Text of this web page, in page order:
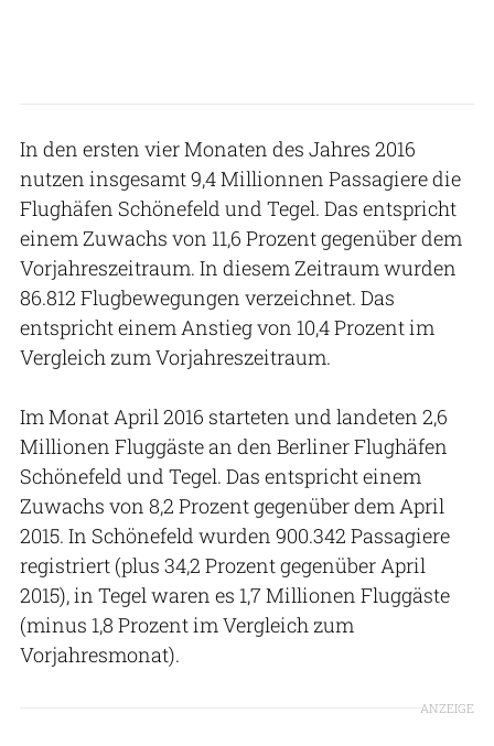
In den ersten vier Monaten des Jahres 2016
nutzen insgesamt 9,4 Millionnen Passagiere die
Flughäfen Schönefeld und Tegel. Das entspricht
einem Zuwachs von 11,6 Prozent gegenüber dem
Vorjahreszeitraum. In diesem Zeitraum wurden
86.812 Flugbewegungen verzeichnet. Das
entspricht einem Anstieg von 10,4 Prozent im
Vergleich zum Vorjahreszeitraum.
Im Monat April 2016 starteten und landeten 2,6
Millionen Fluggäste an den Berliner Flughäfen
Schönefeld und Tegel. Das entspricht einem
Zuwachs von 8,2 Prozent gegenüber dem April
2015. In Schönefeld wurden 900.342 Passagiere
registriert (plus 34,2 Prozent gegenüber April
2015), in Tegel waren es 1,7 Millionen Fluggäste
(minus 1,8 Prozent im Vergleich zum
Vorjahresmonat).
ANZEIGE